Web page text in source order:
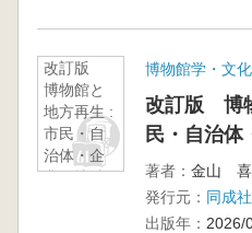
改訂版
博物館と
地方再生 :
市民・自
治体・企
業・地域
博物館学・文
改訂版 博
民・自治体
著者： 金山 喜
発行元： 同成社
出版年： 2026/